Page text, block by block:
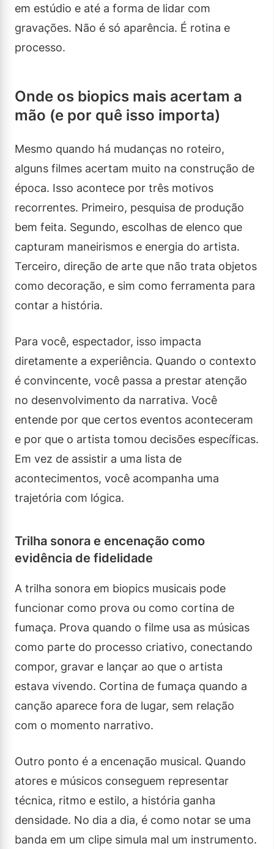
em estúdio e até a forma de lidar com
gravações. Não é só aparência. É rotina e
processo.
Onde os biopics mais acertam a
mão (e por quê isso importa)
Mesmo quando há mudanças no roteiro,
alguns filmes acertam muito na construção de
época. Isso acontece por três motivos
recorrentes. Primeiro, pesquisa de produção
bem feita. Segundo, escolhas de elenco que
capturam maneirismos e energia do artista.
Terceiro, direção de arte que não trata objetos
como decoração, e sim como ferramenta para
contar a história.
Para você, espectador, isso impacta
diretamente a experiência. Quando o contexto
é convincente, você passa a prestar atenção
no desenvolvimento da narrativa. Você
entende por que certos eventos aconteceram
e por que o artista tomou decisões específicas.
Em vez de assistir a uma lista de
acontecimentos, você acompanha uma
trajetória com lógica.
Trilha sonora e encenação como
evidência de fidelidade
A trilha sonora em biopics musicais pode
funcionar como prova ou como cortina de
fumaça. Prova quando o filme usa as músicas
como parte do processo criativo, conectando
compor, gravar e lançar ao que o artista
estava vivendo. Cortina de fumaça quando a
canção aparece fora de lugar, sem relação
com o momento narrativo.
Outro ponto é a encenação musical. Quando
atores e músicos conseguem representar
técnica, ritmo e estilo, a história ganha
densidade. No dia a dia, é como notar se uma
banda em um clipe simula mal um instrumento.